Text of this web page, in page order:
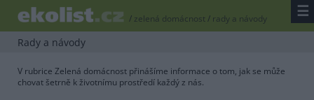
/ zelená domácnost/ rady a návody ☰
Rady a návody
V rubrice Zelená domácnost přinášíme informace o tom, jak se může
chovat šetrně k životnímu prostředí každý z nás.